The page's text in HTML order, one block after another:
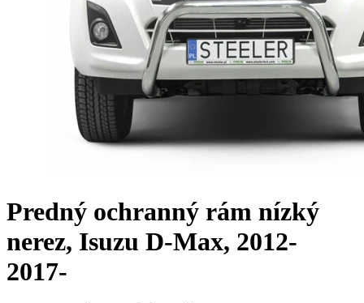
Predný ochranný rám nízký
nerez, Isuzu D-Max, 2012-
2017-